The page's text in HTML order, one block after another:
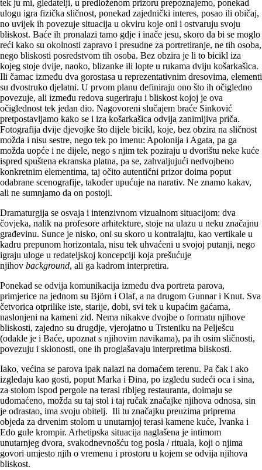
tek ju mi, gledatelji, u predloženom prizoru prepoznajemo, ponekad
ulogu igra fizička sličnost, ponekad zajednički interes, posao ili običaj,
no uvijek ih povezuje situacija u okviru koje oni i ostvaruju svoju
bliskost. Baće ih pronalazi tamo gdje i inače jesu, skoro da bi se moglo
reći kako su okolnosti zapravo i presudne za portretiranje, ne tih osoba,
nego bliskosti posredstvom tih osoba. Bez obzira je li to bicikl iza
kojeg stoje dvije, naoko, blizanke ili lopte u rukama dviju košarkašica.
Ili čamac između dva gorostasa u reprezentativnim dresovima, elementi
su dvostruko djelatni. U prvom planu definiraju ono što ih očigledno
povezuje, ali između redova sugeriraju i bliskost kojoj je ova
očiglednost tek jedan dio. Nagovoreni slučajem braće Sinković
pretpostavljamo kako se i iza košarkašica odvija zanimljiva priča.
Fotografija dvije djevojke što dijele bicikl, koje, bez obzira na sličnost
možda i nisu sestre, nego tek po imenu: Apolonija i Agata, pa ga
možda uopće i ne dijele, nego s njim tek poziraju u dvorištu neke kuće
ispred spuštena ekranska platna, pa se, zahvaljujući nedvojbeno
konkretnim elementima, taj očito autentični prizor doima poput
odabrane scenografije, također upućuje na narativ. Ne znamo kakav,
ali ne sumnjamo da on postoji.
Dramaturgija se osvaja i intenzivnom vizualnom situacijom: dva
čovjeka, nalik na profesore arhitekture, stoje na ulazu u neku značajnu
građevinu. Sunce je nisko, oni su skoro u kontralajtu, kao vertikale u
kadru prepunom horizontala, nisu tek uhvaćeni u svojoj putanji, nego
igraju uloge u redateljskoj koncepciji koja prešućuje
njihov background, ali ga kadrom interpretira.
Ponekad se odvija komunikacija između dva portreta parova,
primjerice na jednom su Björn i Olaf, a na drugom Gunnar i Knut. Sva
četvorica otprilike iste, starije, dobi, svi tek u kupaćim gaćama,
naslonjeni na kameni zid. Nema nikakve dvojbe o formatu njihove
bliskosti, zajedno su drugdje, vjerojatno u Trsteniku na Pelješcu
(odakle je i Baće, upoznat s njihovim navikama), pa ih osim sličnosti,
povezuju i sklonosti, one ih proglašavaju interpretima bliskosti.
Iako, većina se parova ipak nalazi na domaćem terenu. Pa čak i ako
izgledaju kao gosti, poput Marka i Đina, po izgledu sudeći oca i sina,
za stolom ispod pergole na terasi ribljeg restauranta, doimaju se
udomaćeno, možda su taj stol i taj ručak značajke njihova odnosa, sin
je odrastao, ima svoju obitelj. Ili tu značajku preuzima priprema
objeda za drvenim stolom u unutarnjoj terasi kamene kuće, Ivanka i
Edo gule krompir. Arhetipska situacija naglašena je intimom
unutarnjeg dvora, svakodnevnošću tog posla / rituala, koji o njima
govori umjesto njih o vremenu i prostoru u kojem se odvija njihova
bliskost.